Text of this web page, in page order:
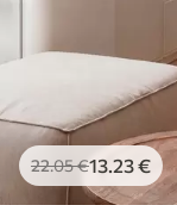
22.05€13.23€